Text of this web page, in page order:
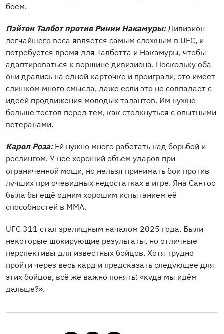
боем.
Пэйтон Талбот против Ринии Накамуры: Дивизион
легчайшего веса является самым сложным в UFC, и
потребуется время для Талботта и Накамуры, чтобы
адаптироваться к вершине дивизиона. Поскольку оба
они дрались на одной карточке и проиграли, это имеет
слишком много смысла, даже если это не совпадает с
идеей продвижения молодых талантов. Им нужно
больше тестов перед тем, как столкнуться с опытными
ветеранами.
Карол Роза: Ей нужно много работать над борьбой и
реслингом. У нее хороший объем ударов при
ограниченной мощи, но нельзя принимать бои против
лучших при очевидных недостатках в игре. Яна Сантос
была бы ещё одним хорошим испытанием её
способностей в MMA.
UFC 311 стал зрелищным началом 2025 года. Были
некоторые шокирующие результаты, но отличные
перспективы для известных бойцов. Хотя трудно
пройти через весь кард и предсказать следующее для
этих бойцов, всё же важно понять: «куда мы идём
дальше?».